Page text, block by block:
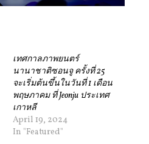
เทศกาลภาพยนตร์
นานาชาติซอนจู ครั้งที่ 25
จะเริ่มต้นขึ้นในวันที่ 1 เดือน
พฤษภาคม ที่ Jeonju ประเทศ
เกาหลี
April 19, 2024
In "Featured"